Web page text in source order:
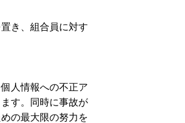
き、組合員に対す
人情報への不正ア
す。同時に事故が
の最大限の努力を